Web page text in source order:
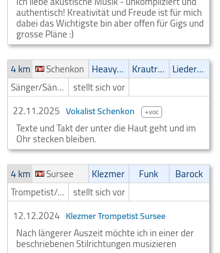
authentisch! Kreativität und Freude ist für mich
dabei das Wichtigste bin aber offen für Gigs und
grosse Pläne :)
4 km
Schenkon Heavy-Metal Krautrock
Liedermacher
Sänger/Sängerin stellt sich vor
22.11.2025 Vokalist Schenkon +voc
Texte und Takt der unter die Haut geht und im
Ohr stecken bleiben.
4 km
Sursee Klezmer Funk
Barock
Trompetist/Trompeter stellt sich vor
12.12.2024 Klezmer Trompetist Sursee
Nach längerer Auszeit möchte ich in einer der
beschriebenen Stilrichtungen musizieren